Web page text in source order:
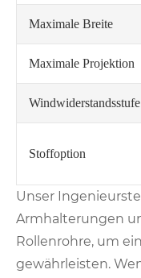
Maximale Breite
Maximale Projektion
Windwiderstandsstufe
Stoffoption
Unser
Armhalterungen
Rollenrohre, um
gewährleisten.